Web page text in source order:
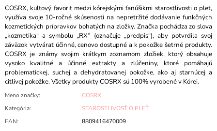
COSRX, kultový favorit medzi kórejskými fanúšikmi starostlivosti o pleť,
využíva svoje 10-ročné skúsenosti na nepretržité dodávanie funkčných
kozmetických prípravkov bohatých na zložky. Značka pochádza zo slova
„kozmetika“ a symbolu „RX“ (označuje „predpis“), aby potvrdila svoj
záväzok vytvárať účinné, cenovo dostupné a k pokožke šetrné produkty.
COSRX je známy svojim krátkym zoznamom zložiek, ktorý obsahuje
vysoko kvalitné a účinné extrakty a zlúčeniny, ktoré pomáhajú
problematickej, suchej a dehydratovanej pokožke, ako aj starnúcej a
citlivej pokožke. Všetky produkty COSRX sú 100% vyrobené v Kórei.
Meno značky:
COSRX
Kategória:
STAROSTLIVOSŤ O PLEŤ
EAN: 8809416470009